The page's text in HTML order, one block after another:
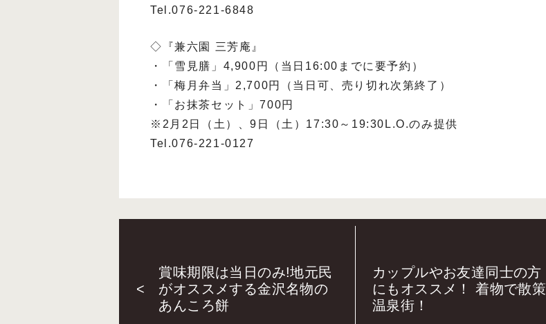
Tel.076-221-6848
◇『兼六園 三芳庵』
・「雪見膳」4,900円（当日16:00までに要予約）
・「梅月弁当」2,700円（当日可、売り切れ次第終了）
・「お抹茶セット」700円
※2月2日（土）、9日（土）17:30～19:30L.O.のみ提供
Tel.076-221-0127
<
賞味期限は当日のみ!地元民
がオススメする金沢名物の
あんころ餅
カップルやお友達同士の方
にもオススメ！ 着物で散策
温泉街！